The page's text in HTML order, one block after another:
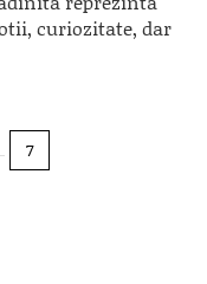
curiozitate, dar
7